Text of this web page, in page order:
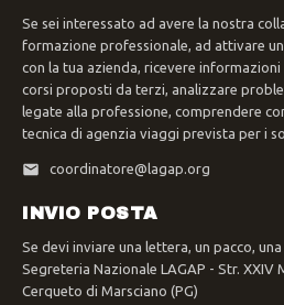
Se sei interessato ad avere la nostra
formazione professionale, ad attivare
con la tua azienda, ricevere
corsi proposti da terzi, analizzare
legate alla professione, comprendere
tecnica di agenzia viaggi prevista per i
coordinatore@lagap.org
INVIO POSTA
Se devi inviare una lettera, un pacco,
Segreteria Nazionale LAGAP - Str. XXIV
Cerqueto di Marsciano (PG)